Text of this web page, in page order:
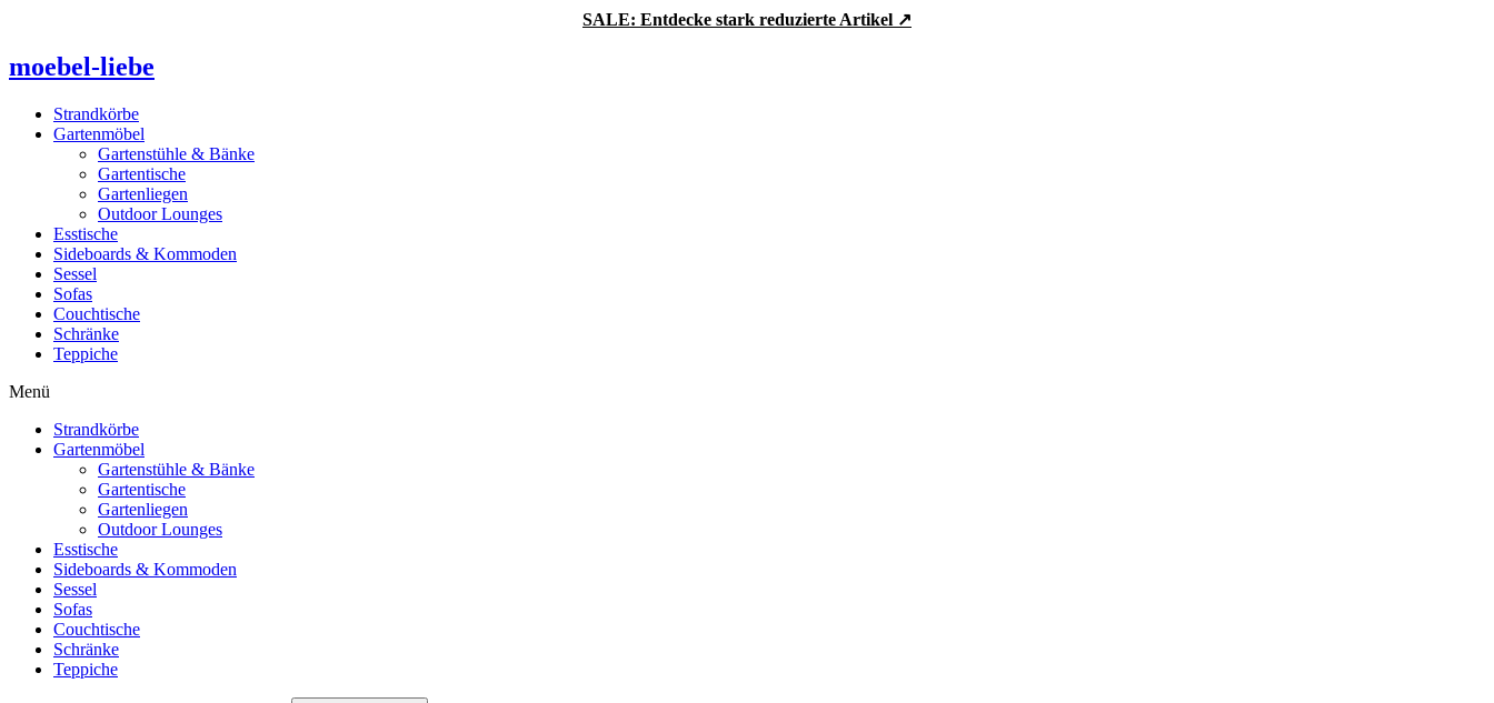
springen
SALE: Entdecke stark reduzierte Artikel ↗
moebel-liebe
Strandkörbe
Gartenmöbel
Gartenstühle & Bänke
Gartentische
Gartenliegen
Outdoor Lounges
Esstische
Sideboards & Kommoden
Sessel
Sofas
Couchtische
Schränke
Teppiche
Menü
Strandkörbe
Gartenmöbel
Gartenstühle & Bänke
Gartentische
Gartenliegen
Outdoor Lounges
Esstische
Sideboards & Kommoden
Sessel
Sofas
Couchtische
Schränke
Teppiche